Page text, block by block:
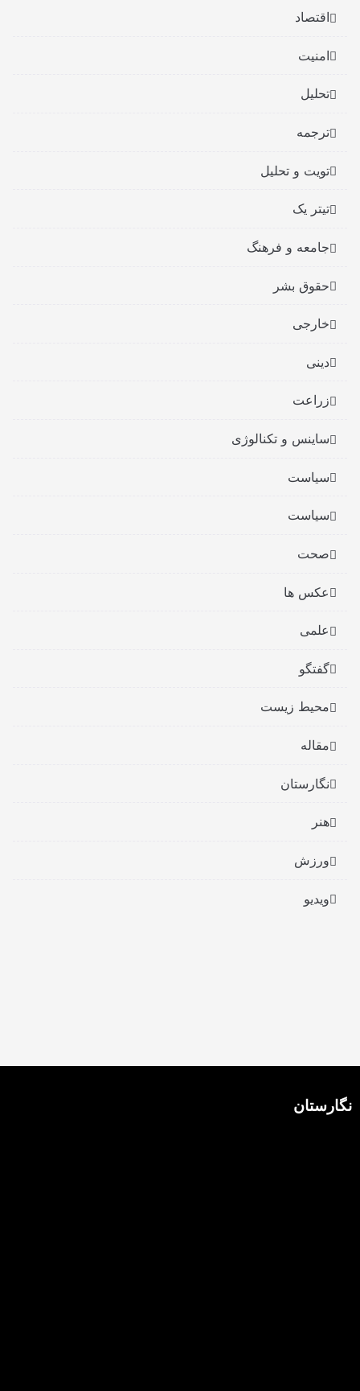
اقتصاد
امنیت
تحلیل
ترجمه
تویت و تحلیل
تیتر یک
جامعه و فرهنگ
حقوق بشر
خارجی
دینی
زراعت
ساینس و تکنالوژی
سیاست
سیاست
صحت
عکس ها
علمی
گفتگو
محیط زیست
مقاله
نگارستان
هنر
ورزش
ویدیو
نگارستان